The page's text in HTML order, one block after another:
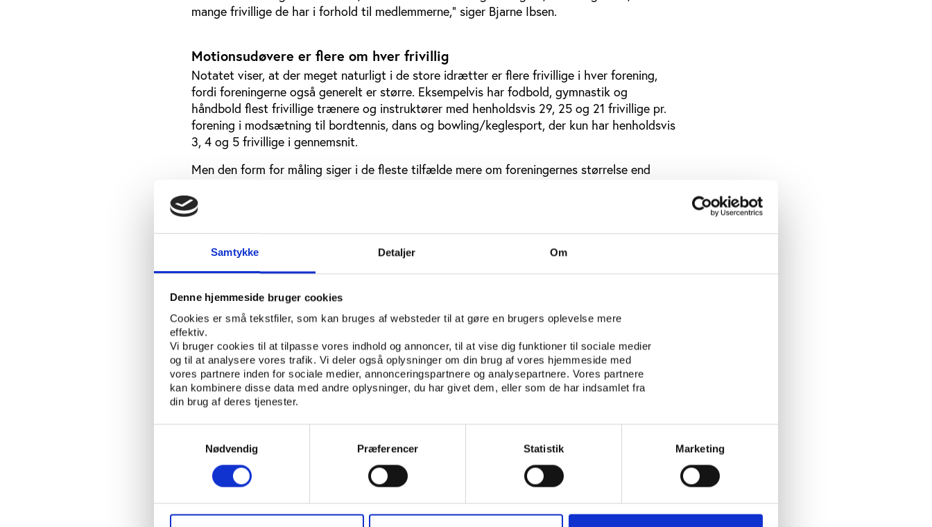
Samtykke Detaljer Om
Denne hjemmeside bruger cookies
Cookies er små tekstfiler, som kan bruges af websteder til at gøre en brugers oplevelse mere
effektiv.
Vi bruger cookies til at tilpasse vores indhold og annoncer, til at vise dig funktioner til sociale medier
og til at analysere vores trafik. Vi deler også oplysninger om din brug af vores hjemmeside med
vores partnere inden for sociale medier, annonceringspartnere og analysepartnere. Vores partnere
kan kombinere disse data med andre oplysninger, du har givet dem, eller som de har indsamlet fra
din brug af deres tjenester.
Nødvendig
Præferencer Statistik Marketing
mange frivillige de har i forhold til medlemmerne,” siger Bjarne Ibsen.
Motionsudøvere er flere om hver frivillig
Notatet viser, at der meget naturligt i de store idrætter er flere frivillige i hver forening,
fordi foreningerne også generelt er større. Eksempelvis har fodbold, gymnastik og
håndbold flest frivillige trænere og instruktører med henholdsvis 29, 25 og 21 frivillige pr.
forening i modsætning til bordtennis, dans og bowling/keglesport, der kun har henholdsvis
3, 4 og 5 frivillige i gennemsnit.
Men den form for måling siger i de fleste tilfælde mere om foreningernes størrelse end
og frivillige (figur 3).
Figur 3: Motionsidrætter har flere medlemmer pr. frivillig